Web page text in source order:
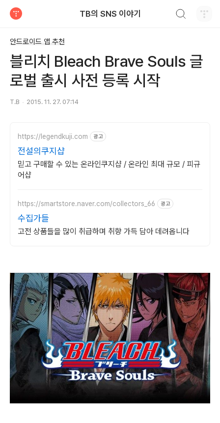
TB의 SNS 이야기
안드로이드 앱 추천
블리치 Bleach Brave Souls 글
로벌 출시 사전 등록 시작
T.B 2015. 11. 27. 07:14
https://legendkuji.com 광고
전설의쿠지샵
믿고 구매할 수 있는 온라인쿠지샵 / 온라인 최대 규모 / 피규
어샵
https://smartstore.naver.com/collectors_66 광고
수집가들
고전 상품들을 많이 취급하며 취향 가득 담아 데려옵니다